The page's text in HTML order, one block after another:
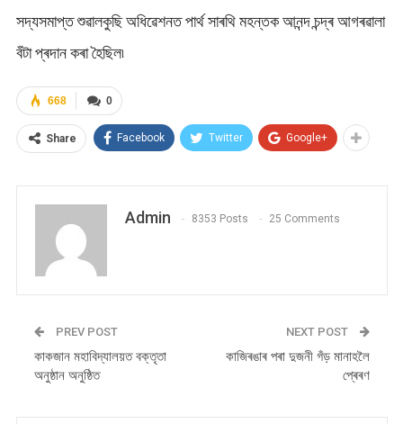
সদ্যসমাপ্ত শুৱালকুছি অধিৱেশনত পাৰ্থ সাৰথি মহন্তক আনন্দ চন্দ্ৰ আগৰৱালা
বঁটা প্ৰদান কৰা হৈছিল৷
0
668
Share Facebook Twitter Google+
Admin 8353 Posts 25 Comments
PREV POST
কাকজান মহাবিদ্যালয়ত বক্তৃতা
অনুষ্ঠান অনুষ্ঠিত
NEXT POST
কাজিৰঙাৰ পৰা দুজনী গঁড় মানাহলৈ
প্ৰেৰণ